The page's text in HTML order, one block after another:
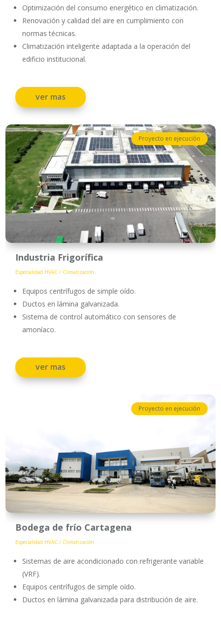
Optimización del consumo energético en climatización.
Renovación y calidad del aire en cumplimiento con
normas técnicas.
Climatización inteligente adaptada a la operación del
edificio institucional.
ver mas
Proyecto en ejecución
Industria Frigorífica
Especialidad HVAC / Climatización
Equipos centrífugos de simple oído.
Ductos en lámina galvanizada.
Sistema de control automático con sensores de
amoníaco.
ver mas
Proyecto en ejecución
Bodega de frío Cartagena
Especialidad HVAC / Climatización
Sistemas de aire acondicionado con refrigerante variable
(VRF).
Equipos centrífugos de simple oído.
Ductos en lámina galvanizada para distribución de aire.